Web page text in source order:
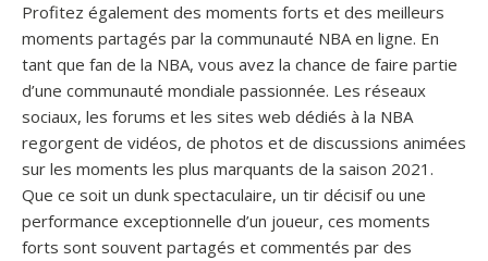
Profitez également des moments forts et des meilleurs
moments partagés par la communauté NBA en ligne. En
tant que fan de la NBA, vous avez la chance de faire partie
d’une communauté mondiale passionnée. Les réseaux
sociaux, les forums et les sites web dédiés à la NBA
regorgent de vidéos, de photos et de discussions animées
sur les moments les plus marquants de la saison 2021.
Que ce soit un dunk spectaculaire, un tir décisif ou une
performance exceptionnelle d’un joueur, ces moments
forts sont souvent partagés et commentés par des